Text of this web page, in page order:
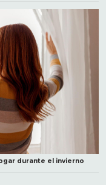
durante el invierno